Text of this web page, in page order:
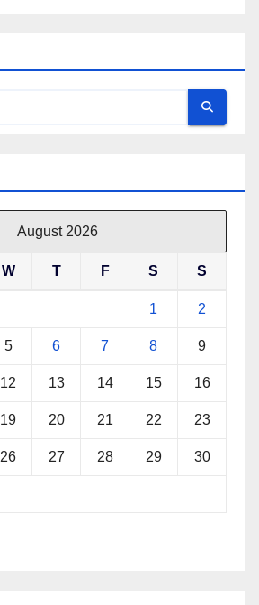
August 2026
W T F S S
1 2
5 6 7 8 9
12 13 14 15 16
19 20 21 22 23
26 27 28 29 30